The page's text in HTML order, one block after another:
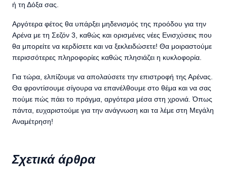
ή τη Δόξα σας.
Αργότερα φέτος θα υπάρξει μηδενισμός της προόδου για την
Αρένα με τη Σεζόν 3, καθώς και ορισμένες νέες Ενισχύσεις που
θα μπορείτε να κερδίσετε και να ξεκλειδώσετε! Θα μοιραστούμε
περισσότερες πληροφορίες καθώς πλησιάζει η κυκλοφορία.
Για τώρα, ελπίζουμε να απολαύσετε την επιστροφή της Αρένας.
Θα φροντίσουμε σίγουρα να επανέλθουμε στο θέμα και να σας
πούμε πώς πάει το πράγμα, αργότερα μέσα στη χρονιά. Όπως
πάντα, ευχαριστούμε για την ανάγνωση και τα λέμε στη Μεγάλη
Αναμέτρηση!
Σχετικά άρθρα